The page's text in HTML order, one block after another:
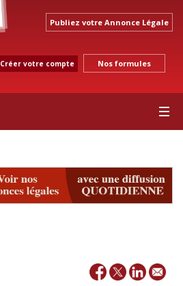
Publiez votre Annonce Légale
Créer votre compte Nos formules